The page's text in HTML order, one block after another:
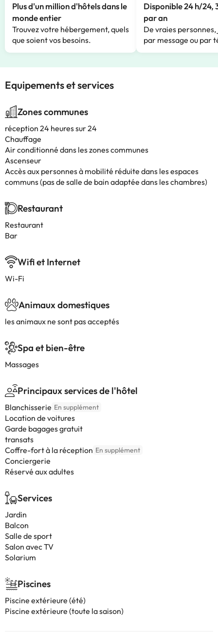
Plus d'un million d'hôtels dans le
monde entier
Trouvez votre hébergement, quels
que soient vos besoins.
Disponible 24 h/24,
par an
De vraies
par message ou par
Equipements et services
Zones communes
réception 24 heures sur 24
Chauffage
Air conditionné dans les zones communes
Ascenseur
Accès aux personnes à mobilité réduite dans les espaces
communs (pas de salle de bain adaptée dans les chambres)
Restaurant
Restaurant
Bar
Wifi et Internet
Wi-Fi
Animaux domestiques
les animaux ne sont pas acceptés
Spa et bien-être
Massages
Principaux services de l'hôtel
Blanchisserie En supplément
Location de voitures
Garde bagages gratuit
transats
Coffre-fort à la réception En supplément
Conciergerie
Réservé aux adultes
Services
Jardin
Balcon
Salle de sport
Salon avec TV
Solarium
Piscines
Piscine extérieure (été)
Piscine extérieure (toute la saison)